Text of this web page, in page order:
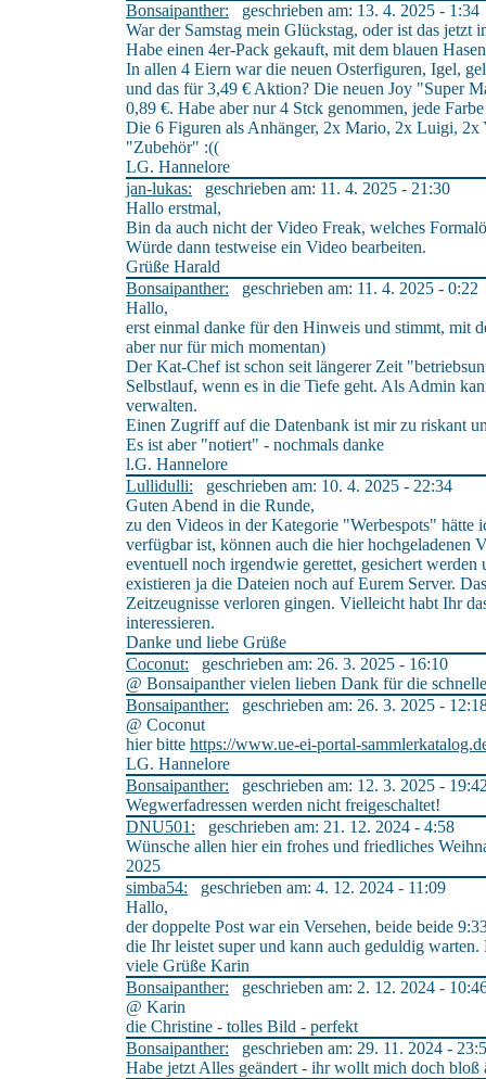
Bonsaipanther: geschrieben am: 13. 4. 2025 - 1:34
War der Samstag mein Glückstag, oder ist das jetzt
Habe einen 4er-Pack gekauft, mit dem blauen
In allen 4 Eiern war die neuen Osterfiguren, Igel,
und das für 3,49 € Aktion? Die neuen Joy "Super
0,89 €. Habe aber nur 4 Stck genommen, jede
Die 6 Figuren als Anhänger, 2x Mario, 2x Luigi, 2x
"Zubehör" :((
LG. Hannelore
jan-lukas: geschrieben am: 11. 4. 2025 - 21:30
Hallo erstmal,
Bin da auch nicht der Video Freak, welches
Würde dann testweise ein Video bearbeiten.
Grüße Harald
Bonsaipanther: geschrieben am: 11. 4. 2025 - 0:22
Hallo,
erst einmal danke für den Hinweis und stimmt, mit
aber nur für mich momentan)
Der Kat-Chef ist schon seit längerer Zeit
Selbstlauf, wenn es in die Tiefe geht. Als Admin
verwalten.
Einen Zugriff auf die Datenbank ist mir zu riskant
Es ist aber "notiert" - nochmals danke
l.G. Hannelore
Lullidulli: geschrieben am: 10. 4. 2025 - 22:34
Guten Abend in die Runde,
zu den Videos in der Kategorie "Werbespots" hätte
verfügbar ist, können auch die hier hochgeladenen
eventuell noch irgendwie gerettet, gesichert
existieren ja die Dateien noch auf Eurem Server.
Zeitzeugnisse verloren gingen. Vielleicht habt Ihr
interessieren.
Danke und liebe Grüße
Coconut: geschrieben am: 26. 3. 2025 - 16:10
@ Bonsaipanther vielen lieben Dank für die
Bonsaipanther: geschrieben am: 26. 3. 2025 -
@ Coconut
hier bitte https://www.ue-ei-portal-
LG. Hannelore
Bonsaipanther: geschrieben am: 12. 3. 2025 -
Wegwerfadressen werden nicht freigeschaltet!
DNU501: geschrieben am: 21. 12. 2024 - 4:58
Wünsche allen hier ein frohes und friedliches
2025
simba54: geschrieben am: 4. 12. 2024 - 11:09
Hallo,
der doppelte Post war ein Versehen, beide beide
die Ihr leistet super und kann auch geduldig
viele Grüße Karin
Bonsaipanther: geschrieben am: 2. 12. 2024 -
@ Karin
die Christine - tolles Bild - perfekt
Bonsaipanther: geschrieben am: 29. 11. 2024 -
Habe jetzt Alles geändert - ihr wollt mich doch